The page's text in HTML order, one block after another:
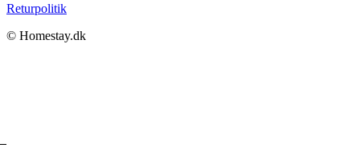
Returpolitik
© Homestay.dk